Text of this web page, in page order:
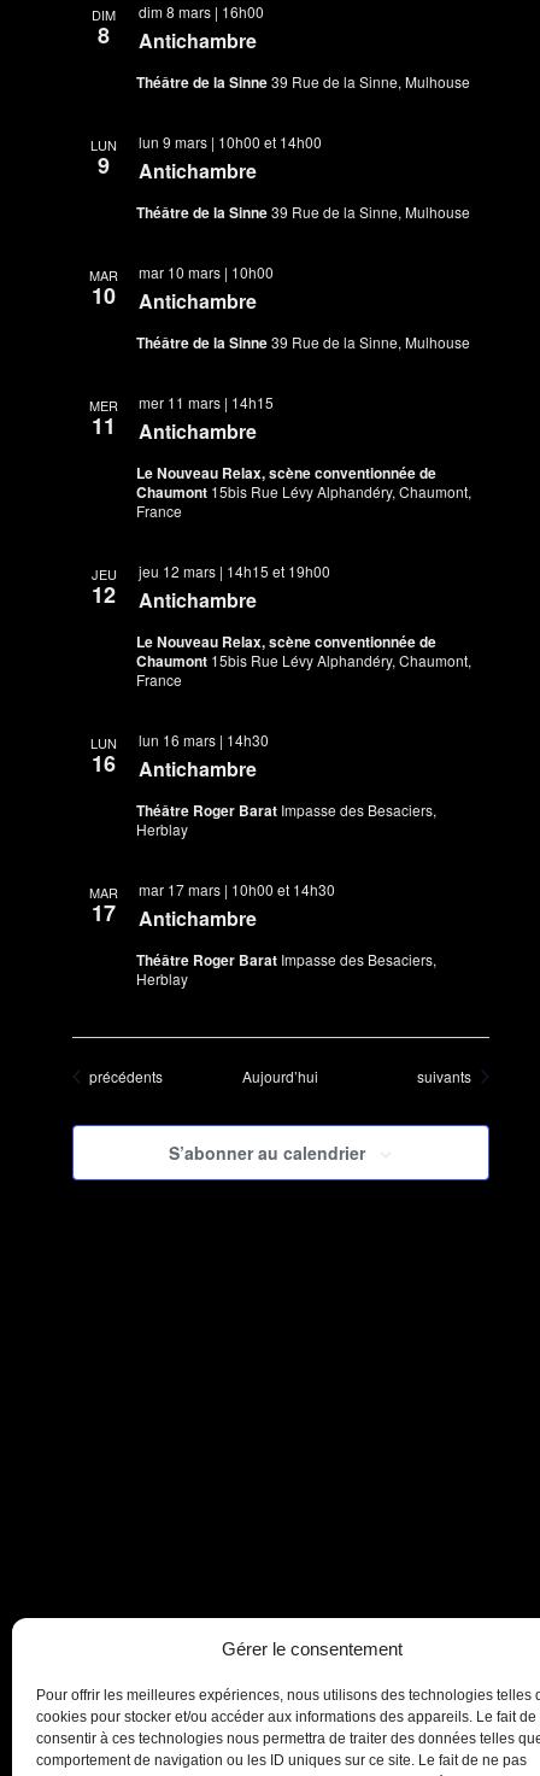
Gérer le consentement
Pour offrir les meilleures expériences, nous utilisons des technologies telles
cookies pour stocker et/ou accéder aux informations des appareils. Le fait de
consentir à ces technologies nous permettra de traiter des données telles
comportement de navigation ou les ID uniques sur ce site. Le fait de ne pas
DIM
8 Antichambre
dim 8 mars | 16h00
Théâtre de la Sinne39 Rue de la Sinne, Mulhouse
LUN
9 Antichambre
lun 9 mars | 10h00 et 14h00
Théâtre de la Sinne39 Rue de la Sinne, Mulhouse
MAR
10 Antichambre
mar 10 mars | 10h00
Théâtre de la Sinne39 Rue de la Sinne, Mulhouse
MER
11 Antichambre
mer 11 mars | 14h15
Le Nouveau Relax, scène conventionnée de
Chaumont 15bis Rue Lévy Alphandéry, Chaumont,
France
JEU
12 Antichambre
jeu 12 mars | 14h15 et 19h00
Le Nouveau Relax, scène conventionnée de
Chaumont 15bis Rue Lévy Alphandéry, Chaumont,
France
LUN
16 Antichambre
lun 16 mars | 14h30
Théâtre Roger Barat Impasse des Besaciers,
Herblay
MAR
17 Antichambre
mar 17 mars | 10h00 et 14h30
Théâtre Roger Barat Impasse des Besaciers,
Herblay
Évènements
précédents Aujourd’hui Évènements
suivants
S’abonner au calendrier